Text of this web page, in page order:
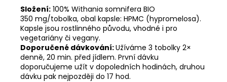
Složení: 100% Withania somnifera BIO
350 mg/tobolka, obal kapsle: HPMC (hypromelosa).
Kapsle jsou rostlinného původu, vhodné i pro
vegetariány či vegany.
Doporučené dávkování:Užíváme 3 tobolky 2×
denně, 20 min. před jídlem. První dávku
doporučujeme užít v dopoledních hodinách, druhou
dávku pak nejpozději do 17 hod.